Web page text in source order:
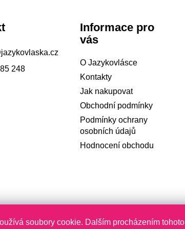
soubory cookie. Dalším procházením tohoto
jazykovlaska.cz
248
Informace pro
vás
O Jazykovlásce
Kontakty
Jak nakupovat
Obchodní podmínky
Podmínky ochrany
osobních údajů
Hodnocení obchodu